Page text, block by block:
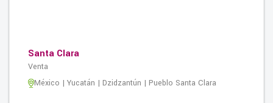
Santa Clara
Venta
México | Yucatán | Dzidzantún | Pueblo Santa Clara